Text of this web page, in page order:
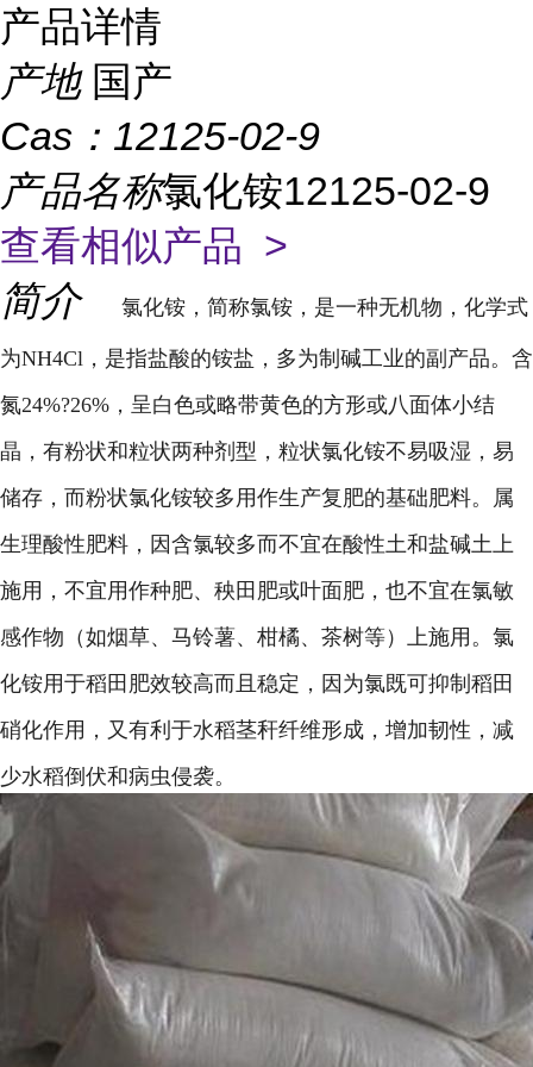
产品详情
产地 国产
Cas： 12125-02-9
产品名称氯化铵12125-02-9
查看相似产品 >
简介
氯化铵，简称氯铵，是一种无机物，化学式
为NH4Cl，是指盐酸的铵盐，多为制碱工业的副产品。含
氮24%?26%，呈白色或略带黄色的方形或八面体小结
晶，有粉状和粒状两种剂型，粒状氯化铵不易吸湿，易
储存，而粉状氯化铵较多用作生产复肥的基础肥料。属
生理酸性肥料，因含氯较多而不宜在酸性土和盐碱土上
施用，不宜用作种肥、秧田肥或叶面肥，也不宜在氯敏
感作物（如烟草、马铃薯、柑橘、茶树等）上施用。氯
化铵用于稻田肥效较高而且稳定，因为氯既可抑制稻田
硝化作用，又有利于水稻茎秆纤维形成，增加韧性，减
少水稻倒伏和病虫侵袭。